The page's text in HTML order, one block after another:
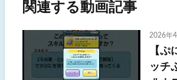
関連する動画記事
2026年
【
ッチ